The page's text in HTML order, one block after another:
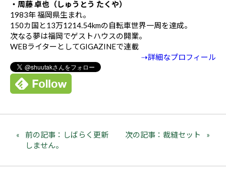
・周藤 卓也（しゅうとう たくや）
1983年 福岡県生まれ。
150カ国と13万1214.54kmの自転車世界一周を達成。
次なる夢は福岡でゲストハウスの開業。
WEBライターとしてGIGAZINEで連載
⇢詳細なプロフィール
前の記事：しばらく更新
しません。
次の記事：裁縫セット